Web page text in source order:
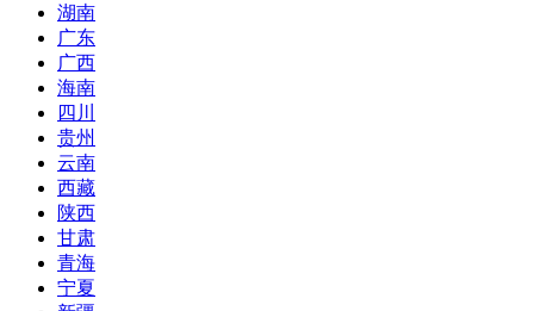
湖南
广东
广西
海南
四川
贵州
云南
西藏
陕西
甘肃
青海
宁夏